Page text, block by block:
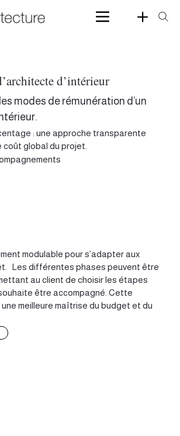
d’intérieur
modes de rémunération d’un
: une approche transparente
coût global du projet.
modulable pour s’adapter aux
Les différentes phases peuvent être
au client de choisir les étapes
être accompagné. Cette
meilleure maîtrise du budget et du